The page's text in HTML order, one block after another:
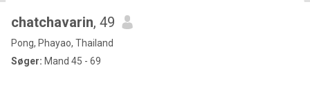
chatchavarin, 49
Pong, Phayao, Thailand
Søger: Mand 45 - 69